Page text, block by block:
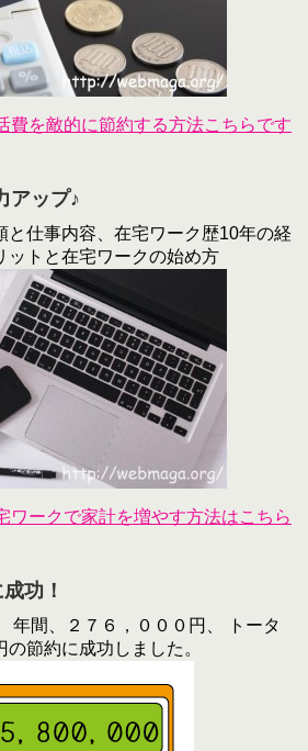
費を敵的に節約する方法こちらです
アップ♪
と仕事内容、在宅ワーク歴10年の経
ットと在宅ワークの始め方
ワークで家計を増やす方法はこちら
功！
年間、２７６，０００円、 トータ
節約に成功しました。